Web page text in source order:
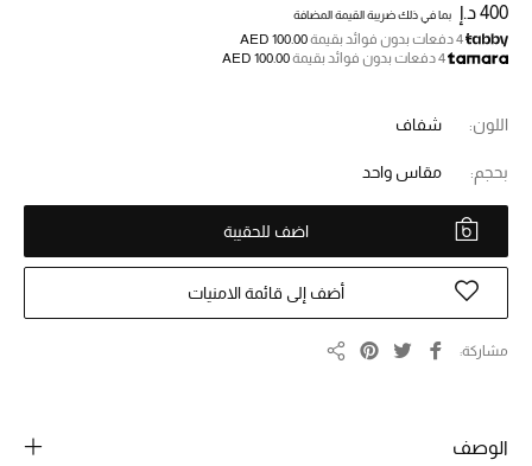
ما وصلنا حديثاً
ما وصلنا حديثاً
النساء
أحذية النسائية
400 د.إ بما في ذلك ضريبة القيمة المضافة
4 دفعات بدون فوائد بقيمة
AED 100.00
4 دفعات بدون فوائد بقيمة
AED 100.00
اللون: شفاف
بحجم: مقاس واحد
اضف للحقيبة
أضف إلى قائمة الامنيات
مشاركة
الوصف